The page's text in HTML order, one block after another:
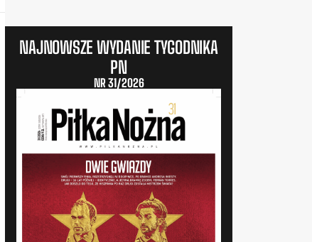
NAJNOWSZE WYDANIE TYGODNIKA
PN
NR 31/2026